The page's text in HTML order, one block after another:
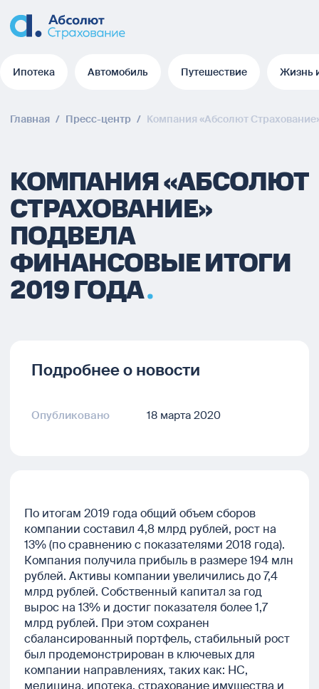
Ипотека Автомобиль Путешествие Жизнь
Главная / Пресс-центр / Компания «Абсолют
КОМПАНИЯ «АБСОЛЮТ
СТРАХОВАНИЕ»
ПОДВЕЛА
ФИНАНСОВЫЕ ИТОГИ
2019 ГОДА
Подробнее о новости
Опубликовано 18 марта 2020
По итогам 2019 года общий объем сборов
компании составил 4,8 млрд рублей, рост на
13% (по сравнению с показателями 2018 года).
Компания получила прибыль в размере 194 млн
рублей. Активы компании увеличились до 7,4
млрд рублей. Собственный капитал за год
вырос на 13% и достиг показателя более 1,7
млрд рублей. При этом сохранен
сбалансированный портфель, стабильный рост
был продемонстрирован в ключевых для
компании направлениях, таких как: НС,
медицина, ипотека, страхование имущества и